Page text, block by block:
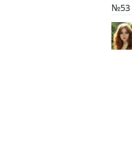
№53